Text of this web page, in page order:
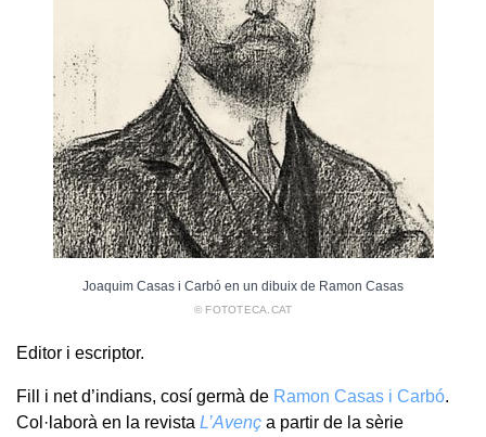
Joaquim Casas i Carbó en un dibuix de Ramon Casas
© FOTOTECA.CAT
Editor i escriptor.
Fill i net d’indians, cosí germà de Ramon Casas i Carbó.
Col·laborà en la revista L’Avenç a partir de la sèrie